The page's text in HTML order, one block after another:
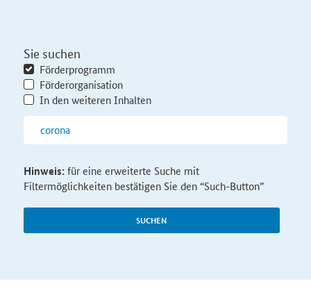
Sie suchen
Förderprogramm
Förderorganisation
In den weiteren Inhalten
SUCHEN
Hinweis:für eine erweiterte Suche mit
Filtermöglichkeiten bestätigen Sie den “Such-Button”